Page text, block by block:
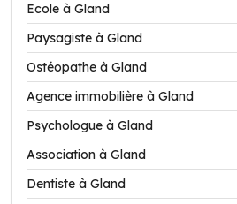
Ecole à Gland
Paysagiste à Gland
Ostéopathe à Gland
Agence immobilière à Gland
Psychologue à Gland
Association à Gland
Dentiste à Gland